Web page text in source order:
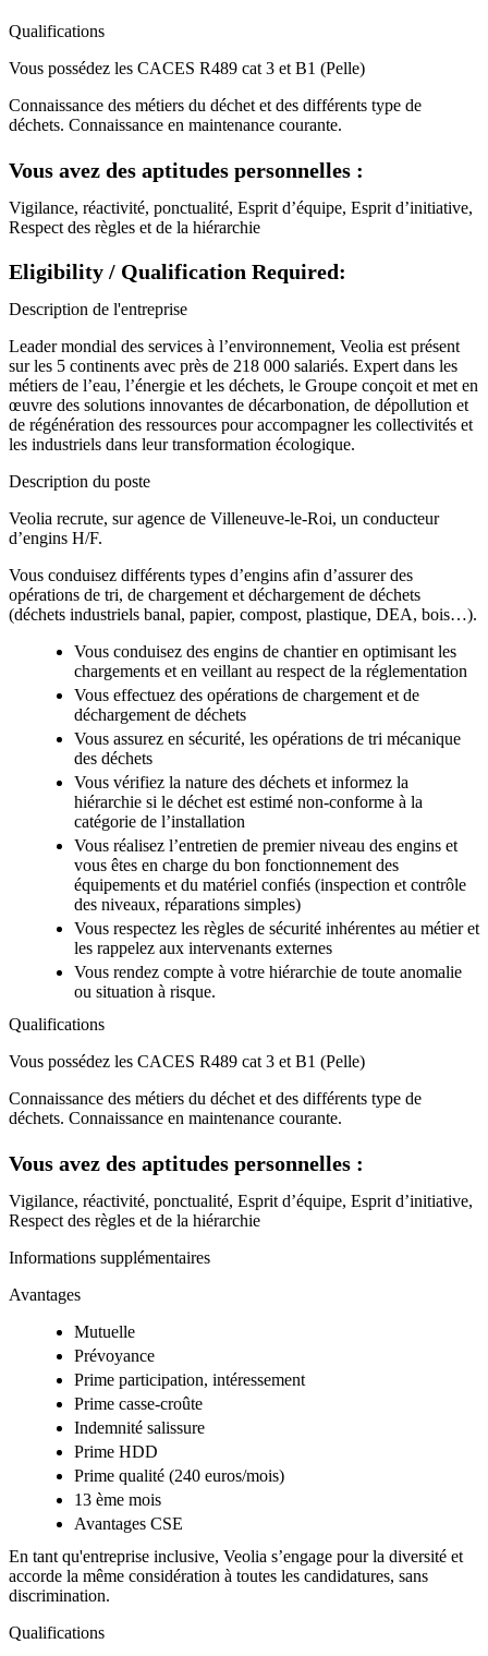
Qualifications
Vous possédez les CACES R489 cat 3 et B1 (Pelle)
Connaissance des métiers du déchet et des différents type de
déchets. Connaissance en maintenance courante.
Vous avez des aptitudes personnelles :
Vigilance, réactivité, ponctualité, Esprit d’équipe, Esprit d’initiative,
Respect des règles et de la hiérarchie
Eligibility / Qualification Required:
Description de l'entreprise
Leader mondial des services à l’environnement, Veolia est présent
sur les 5 continents avec près de 218 000 salariés. Expert dans les
métiers de l’eau, l’énergie et les déchets, le Groupe conçoit et met en
œuvre des solutions innovantes de décarbonation, de dépollution et
de régénération des ressources pour accompagner les collectivités et
les industriels dans leur transformation écologique.
Description du poste
Veolia recrute, sur agence de Villeneuve-le-Roi, un conducteur
d’engins H/F.
Vous conduisez différents types d’engins afin d’assurer des
opérations de tri, de chargement et déchargement de déchets
(déchets industriels banal, papier, compost, plastique, DEA, bois…).
Vous conduisez des engins de chantier en optimisant les
chargements et en veillant au respect de la réglementation
Vous effectuez des opérations de chargement et de
déchargement de déchets
Vous assurez en sécurité, les opérations de tri mécanique
des déchets
Vous vérifiez la nature des déchets et informez la
hiérarchie si le déchet est estimé non-conforme à la
catégorie de l’installation
Vous réalisez l’entretien de premier niveau des engins et
vous êtes en charge du bon fonctionnement des
équipements et du matériel confiés (inspection et contrôle
des niveaux, réparations simples)
Vous respectez les règles de sécurité inhérentes au métier et
les rappelez aux intervenants externes
Vous rendez compte à votre hiérarchie de toute anomalie
ou situation à risque.
Qualifications
Vous possédez les CACES R489 cat 3 et B1 (Pelle)
Connaissance des métiers du déchet et des différents type de
déchets. Connaissance en maintenance courante.
Vous avez des aptitudes personnelles :
Vigilance, réactivité, ponctualité, Esprit d’équipe, Esprit d’initiative,
Respect des règles et de la hiérarchie
Informations supplémentaires
Avantages
Mutuelle
Prévoyance
Prime participation, intéressement
Prime casse-croûte
Indemnité salissure
Prime HDD
Prime qualité (240 euros/mois)
13 ème mois
Avantages CSE
En tant qu'entreprise inclusive, Veolia s’engage pour la diversité et
accorde la même considération à toutes les candidatures, sans
discrimination.
Qualifications